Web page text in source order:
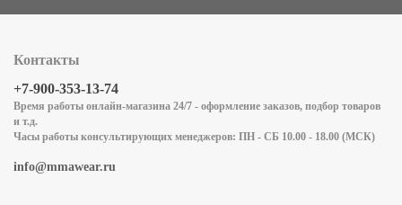
Контакты
+7-900-353-13-74
Время работы онлайн-магазина 24/7 - оформление заказов, подбор товаров
и т.д.
Часы работы консультирующих менеджеров: ПН - СБ 10.00 - 18.00 (МСК)
info@mmawear.ru